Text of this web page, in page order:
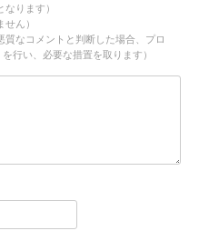
ります）
ん）
なコメントと判断した場合、プロ
行い、必要な措置を取ります）